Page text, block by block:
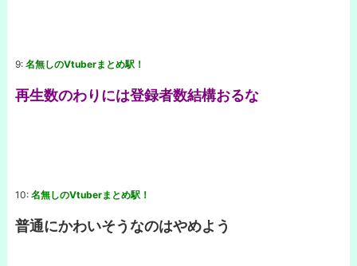
9: 名無しのVtuberまとめ駅！
再生数のわりには登録者数結構おるな
10: 名無しのVtuberまとめ駅！
普通にかわいそうなのはやめよう